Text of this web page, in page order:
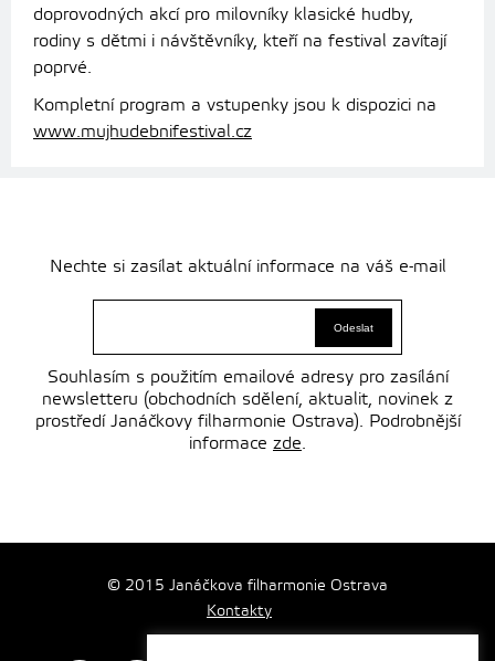
doprovodných akcí pro milovníky klasické hudby,
rodiny s dětmi i návštěvníky, kteří na festival zavítají
poprvé.
Kompletní program a vstupenky jsou k dispozici na
www.mujhudebnifestival.cz
Nechte si zasílat aktuální informace na váš e-mail
Souhlasím s použitím emailové adresy pro zasílání
newsletteru (obchodních sdělení, aktualit, novinek z
prostředí Janáčkovy filharmonie Ostrava). Podrobnější
informace zde.
© 2015 Janáčkova filharmonie Ostrava
Kontakty